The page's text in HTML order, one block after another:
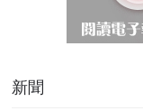
新聞